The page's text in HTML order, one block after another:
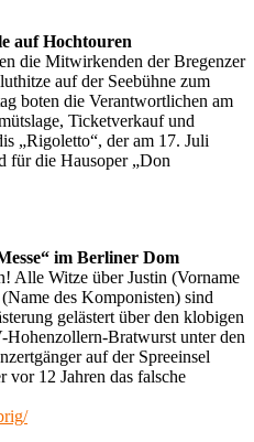
auf Hochtouren
die Mitwirkenden der Bregenzer
auf der Seebühne zum
boten die Verantwortlichen am
Ticketverkauf und
„Rigoletto“, der am 17. Juli
für die Hausoper „Don
im Berliner Dom
Alle Witze über Justin (Vorname
des Komponisten) sind
gelästert über den klobigen
Bratwurst unter den
auf der Spreeinsel
vor 12 Jahren das falsche